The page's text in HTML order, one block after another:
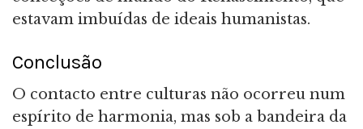
estavam imbuídas de ideais humanistas.
Conclusão
O contacto entre culturas não ocorreu num
espírito de harmonia, mas sob a bandeira da